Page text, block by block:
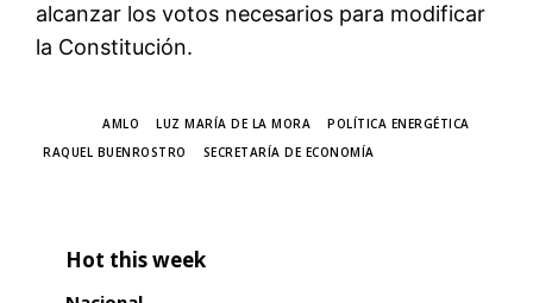
alcanzar los votos necesarios para modificar
la Constitución.
AMLO LUZ MARÍA DE LA MORA
POLÍTICA ENERGÉTICA
RAQUEL BUENROSTRO
SECRETARÍA DE ECONOMÍA
Hot this week